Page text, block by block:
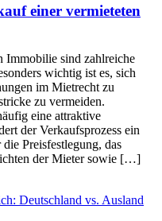
einer vermieteten
Immobilie sind zahlreiche
wichtig ist es, sich
im Mietrecht zu
zu vermeiden.
eine attraktive
der Verkaufsprozess ein
Preisfestlegung, das
der Mieter sowie […]